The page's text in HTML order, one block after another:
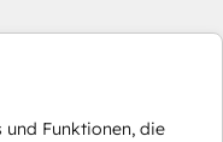
und Funktionen, die